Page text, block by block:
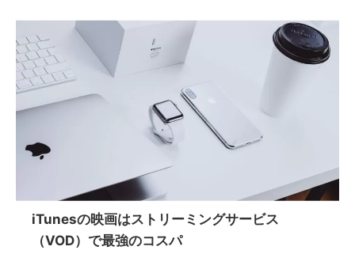
iTunesの映画はストリーミングサービス
（VOD）で最強のコスパ